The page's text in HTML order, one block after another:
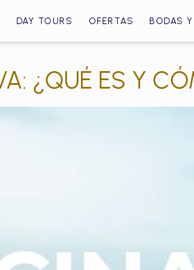
DAY TOURS OFERTAS BODAS
¿QUÉ ES Y